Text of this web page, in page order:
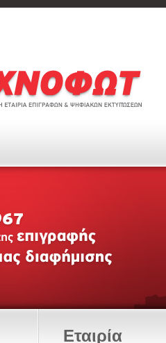
Εταιρία